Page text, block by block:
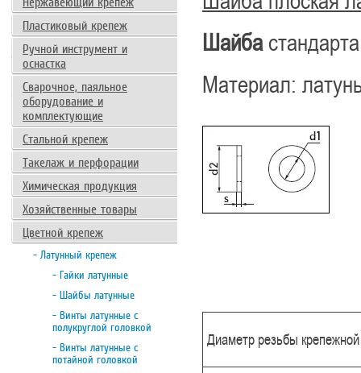
Шайба
Материал:
Диаметр резьбы
Пластиковый крепеж
Ручной инструмент и
оснастка
Сварочное, паяльное
оборудование и
комплектующие
Стальной крепеж
Такелаж и перфорации
Химическая продукция
Хозяйственные товары
Цветной крепеж
- Латунный крепеж
- Гайки латунные
- Шайбы латунные
- Винты латунные с
полукруглой головкой
- Винты латунные с
потайной головкой